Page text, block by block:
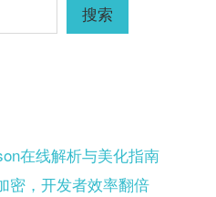
搜索
在线解析与美化指南
密，开发者效率翻倍